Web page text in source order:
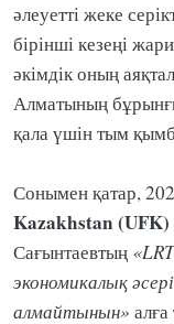
әлеуетті жеке
бірінші кезеңі
әкімдік оның
Алматының
қала үшін тым
Сонымен қатар,
Kazakhstan (UFK)
Сағынтаевтың
экономикалық
алмайтынын»